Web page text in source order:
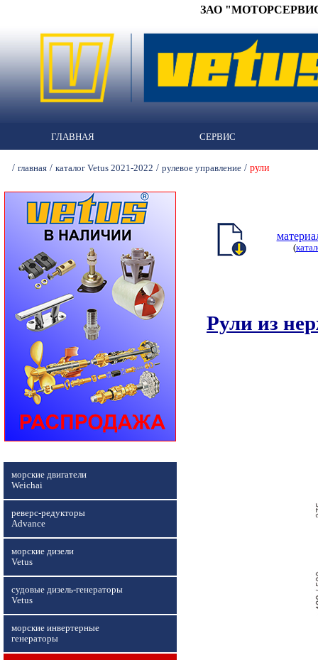
ЗАО "МОТОРСЕРВИС"
ГЛАВНАЯ СЕРВИС
/ главная / каталог Vetus 2021-2022 / рулевое управление / рули
морские двигатели
Weichai
реверс-редукторы
Advance
морские дизели
Vetus
судовые дизель-генераторы
Vetus
морские инвертерные
генераторы
(
Рули из